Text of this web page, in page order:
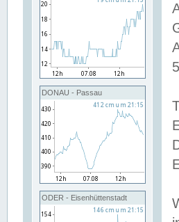
DONAU - Passau
ODER - Eisenhüttenstadt